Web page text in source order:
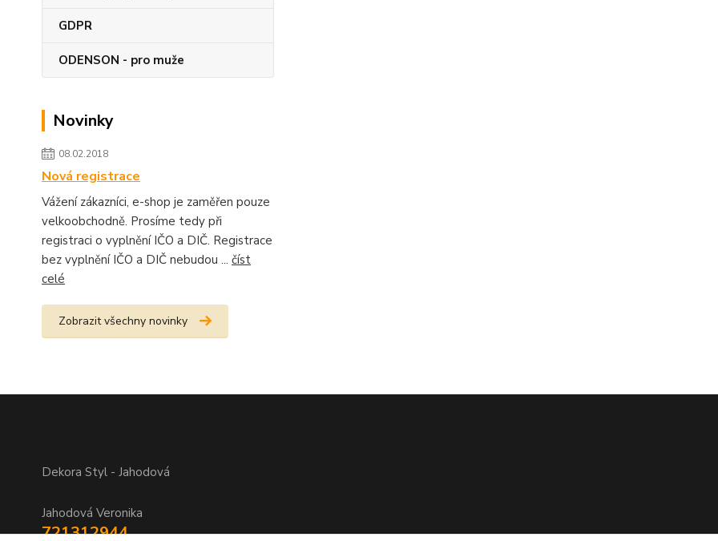
GDPR
ODENSON - pro muže
Novinky
08.02.2018
Nová registrace
Vážení zákazníci, e-shop je zaměřen pouze
velkoobchodně. Prosíme tedy při
registraci o vyplnění IČO a DIČ. Registrace
bez vyplnění IČO a DIČ nebudou ... číst
celé
Zobrazit všechny novinky
Dekora Styl - Jahodová
Jahodová Veronika
721312944